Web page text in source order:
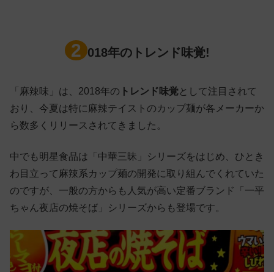
2 018年のトレンド味覚!
「麻辣味」は、2018年の トレンド味覚として注目されて
おり、今夏は特に麻辣テイストのカップ麺が各メーカーか
ら数多くリリースされてきました。
中でも明星食品は「中華三昧」シリーズをはじめ、ひとき
わ目立って麻辣系カップ麺の開発に取り組んでくれていた
のですが、一般の方からも人気が高い定番ブランド「一平
ちゃん夜店の焼そば」シリーズからも登場です。